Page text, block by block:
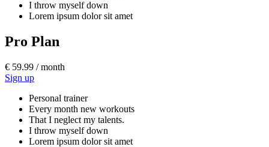
I throw myself down
Lorem ipsum dolor sit amet
Pro Plan
€ 59.99 / month
Sign up
Personal trainer
Every month new workouts
That I neglect my talents.
I throw myself down
Lorem ipsum dolor sit amet